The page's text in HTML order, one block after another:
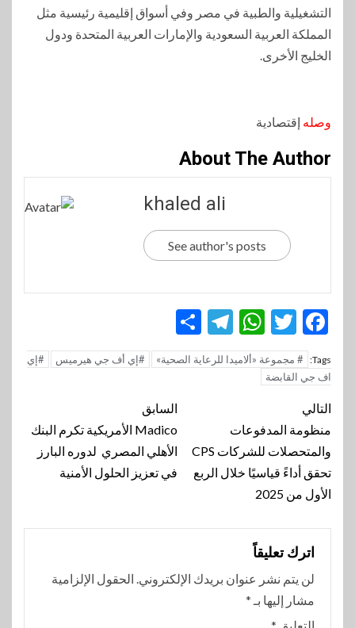
التشغيلية والطبية في مصر وفي أسواق إقليمية رئيسية مثل
المملكة العربية السعودية والإمارات العربية المتحدة ودول
الخليج الأخرى.
وصله إقتصادية
About The Author
khaled ali
See author's posts
Facebook
Twitter
WhatsApp
Telegram
Tags: # مجموعة «ألاميدا للرعاية الصحية» #إي أف جي هيرميس
#إي
اف جي القابضة
تنقل
المقالة
السابق
Madico الأمريكية تكرم البنك
الأهلي المصري لدوره البارز
في تعزيز الحلول الأمنية
التالي
منظومة المدفوعات
والمتحصلات للشركات CPS
تحقق أداءً قياسيًا خلال الربع
الأول من 2025
اترك تعليقاً
لن يتم نشر عنوان بريدك الإلكتروني. الحقول الإلزامية
مشار إليها بـ *